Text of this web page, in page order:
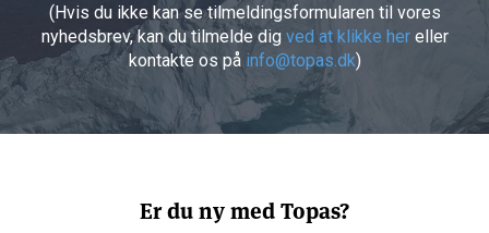
(Hvis du ikke kan se tilmeldingsformularen til vores
nyhedsbrev, kan du tilmelde dig ved at klikke hereller
kontakte os på info@topas.dk)
Er du ny med Topas?